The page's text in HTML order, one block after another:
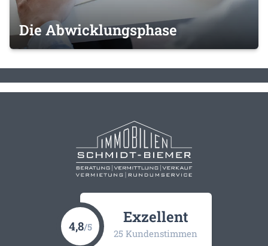
Die Abwicklungsphase
4,8/5
Exzellent
25 Kundenstimmen